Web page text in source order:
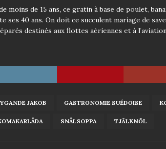
moins de 15 ans, ce gratin à base de poulet,
ses 40 ans. On doit ce succulent mariage de
destinés aux flottes aériennes et à
JAKOB GASTRONOMIE SUÉDOISE
SNÅLSOPPA TJÄLKNÖL